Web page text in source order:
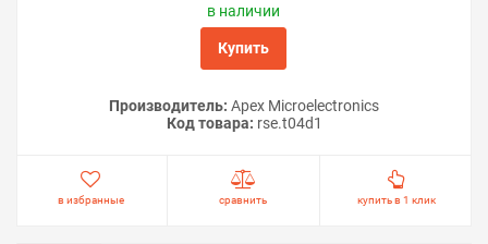
в наличии
Купить
Производитель: Apex Microelectronics
Код товара: rse.t04d1
в избранные сравнить купить в 1 клик